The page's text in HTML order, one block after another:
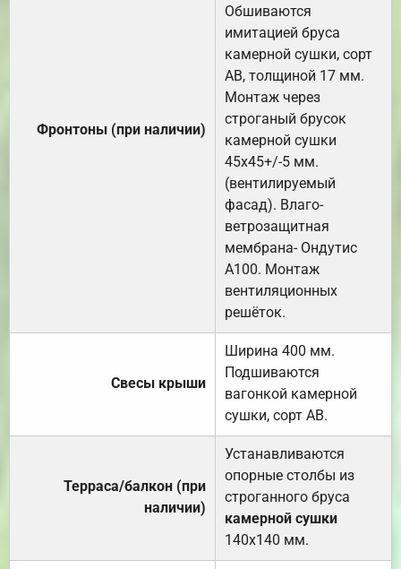
Фронтоны (при наличии)
Обшиваются
имитацией бруса
камерной сушки, сорт
АВ, толщиной 17 мм.
Монтаж через
строганый брусок
камерной сушки
45х45+/-5 мм.
(вентилируемый
фасад). Влаго-
ветрозащитная
мембрана- Ондутис
А100. Монтаж
вентиляционных
решёток.
Свесы крыши
Ширина 400 мм.
Подшиваются
вагонкой камерной
сушки, сорт АВ.
Терраса/балкон (при
наличии)
Устанавливаются
опорные столбы из
строганного бруса
камерной сушки
140х140 мм.